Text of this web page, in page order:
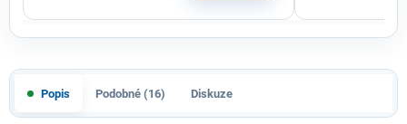
Popis Podobné (16) Diskuze